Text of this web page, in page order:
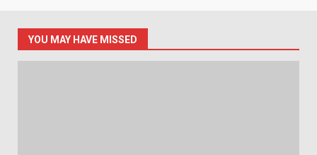
‘स्पाइडर-मैन: ब्रांड न्यू डे’ का भारतीय
बॉक्स ऑफिस पर धमाका, एक हफ्ते में पार
YOU MAY HAVE MISSED